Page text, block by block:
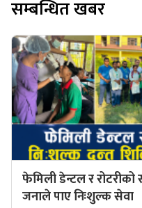
सम्बन्धित खबर
फेमिली डेन्टल र रोटरीको
जनाले पाए निःशुल्क सेवा